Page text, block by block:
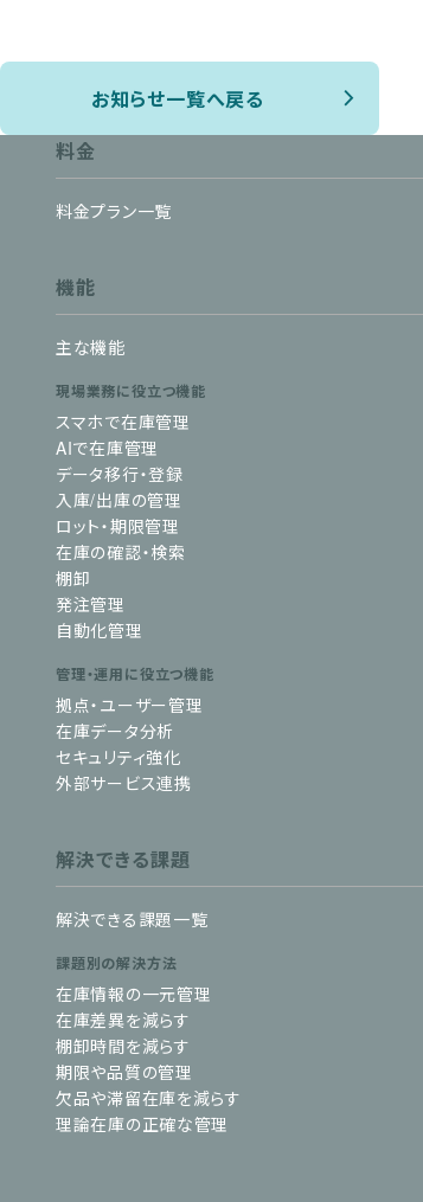
お知らせ一覧へ戻る
料金
料金プラン一覧
機能
主な機能
現場業務に役立つ機能
スマホで在庫管理
AIで在庫管理
データ移行・登録
入庫/出庫の管理
ロット・期限管理
在庫の確認・検索
棚卸
発注管理
自動化管理
管理・運用に役立つ機能
拠点・ユーザー管理
在庫データ分析
セキュリティ強化
外部サービス連携
解決できる課題
解決できる課題一覧
課題別の解決方法
在庫情報の一元管理
在庫差異を減らす
棚卸時間を減らす
期限や品質の管理
欠品や滞留在庫を減らす
理論在庫の正確な管理